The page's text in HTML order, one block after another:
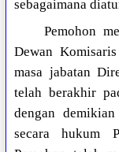
sebagaimana
Pemohon
Dewan
masa jabatan
telah berakhir
dengan
secara hukum